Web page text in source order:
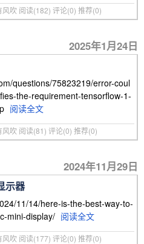
风吹 阅读(182) 评论(0) 推荐(0)
2025年1月24日
questions/75823219/error-coul
the-requirement-tensorflow-1-
阅读全文
风吹 阅读(81) 评论(0) 推荐(0)
2024年11月29日
示器
11/14/here-is-the-best-way-to-
mini-display/ 阅读全文
风吹 阅读(177) 评论(0) 推荐(0)